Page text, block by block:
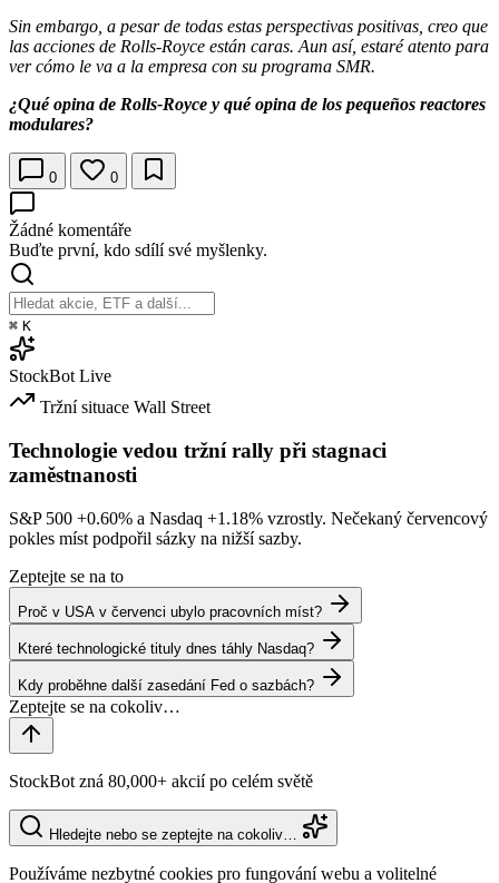
Sin embargo, a pesar de todas estas perspectivas positivas, creo que
las acciones de Rolls-Royce están caras. Aun así, estaré atento para
ver cómo le va a la empresa con su programa SMR.
¿Qué opina de Rolls-Royce y qué opina de los pequeños reactores
modulares?
0 0
Žádné komentáře
Buďte první, kdo sdílí své myšlenky.
⌘ K
StockBot Live
Tržní situace Wall Street
Technologie vedou tržní rally při stagnaci
zaměstnanosti
S&P 500 +0.60% a Nasdaq +1.18% vzrostly. Nečekaný červencový
pokles míst podpořil sázky na nižší sazby.
Zeptejte se na to
Proč v USA v červenci ubylo pracovních míst?
Které technologické tituly dnes táhly Nasdaq?
Kdy proběhne další zasedání Fed o sazbách?
StockBot zná 80,000+ akcií po celém světě
Hledejte nebo se zeptejte na cokoliv…
Používáme nezbytné cookies pro fungování webu a volitelné